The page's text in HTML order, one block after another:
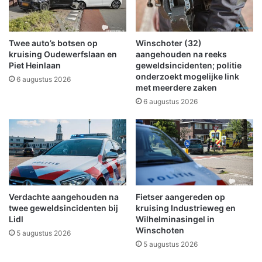
n
g
c
u
l
t
e
p
r
o
j
e
c
t
e
n
i
h
a
a
r
n
w
e
w
i
n
k
e
l
i
n
Twee auto’s botsen op
kruising Oudewerfslaan en
Piet Heinlaan
6 augustus 2026
Winschoter (32)
aangehouden na reeks
geweldsincidenten; politie
onderzoekt mogelijke link
met meerdere zaken
6 augustus 2026
Verdachte aangehouden na
twee geweldsincidenten bij
Lidl
5 augustus 2026
Fietser aangereden op
kruising Industrieweg en
Wilhelminasingel in
Winschoten
5 augustus 2026